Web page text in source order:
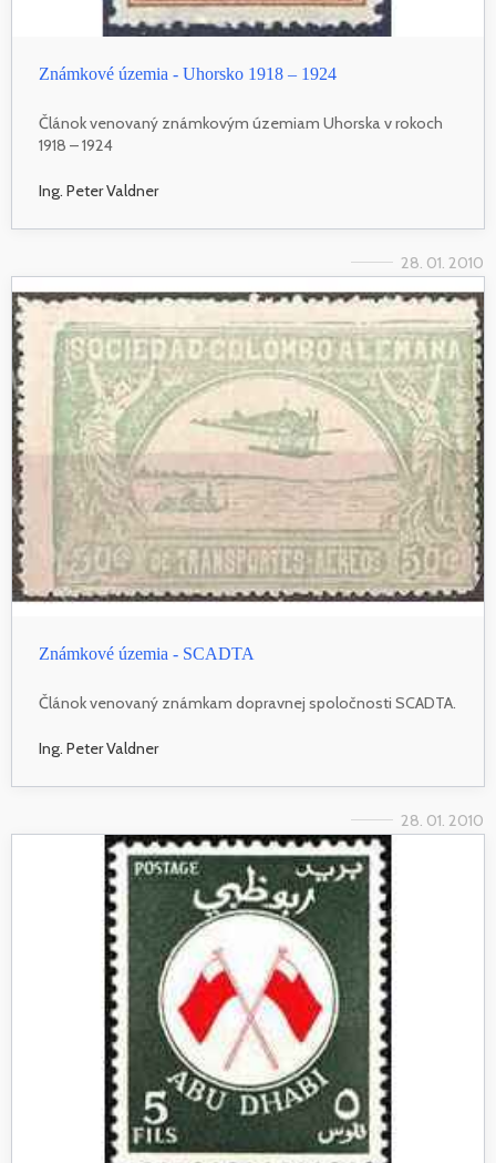
Známkové územia - Uhorsko 1918 – 1924
Článok venovaný známkovým územiam Uhorska v rokoch
1918 – 1924
Ing. Peter Valdner
28. 01. 2010
Známkové územia - SCADTA
Článok venovaný známkam dopravnej spoločnosti SCADTA.
Ing. Peter Valdner
28. 01. 2010